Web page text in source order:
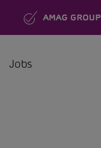
AMAG GROUP
Jobs